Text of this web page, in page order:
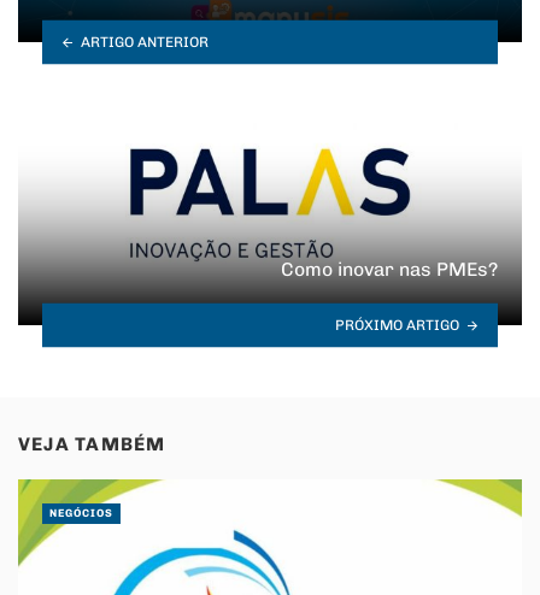
ARTIGO ANTERIOR
Como inovar nas PMEs?
PRÓXIMO ARTIGO
VEJA TAMBÉM
NEGÓCIOS